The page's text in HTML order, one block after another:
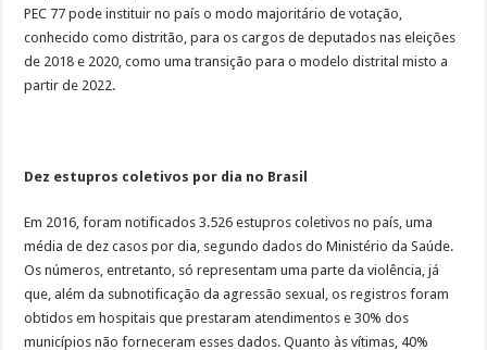
PEC 77 pode instituir no país o modo majoritário de votação,
conhecido como distritão, para os cargos de deputados nas eleições
de 2018 e 2020, como uma transição para o modelo distrital misto a
partir de 2022.
Dez estupros coletivos por dia no Brasil
Em 2016, foram notificados 3.526 estupros coletivos no país, uma
média de dez casos por dia, segundo dados do Ministério da Saúde.
Os números, entretanto, só representam uma parte da violência, já
que, além da subnotificação da agressão sexual, os registros foram
obtidos em hospitais que prestaram atendimentos e 30% dos
municípios não forneceram esses dados. Quanto às vítimas, 40%